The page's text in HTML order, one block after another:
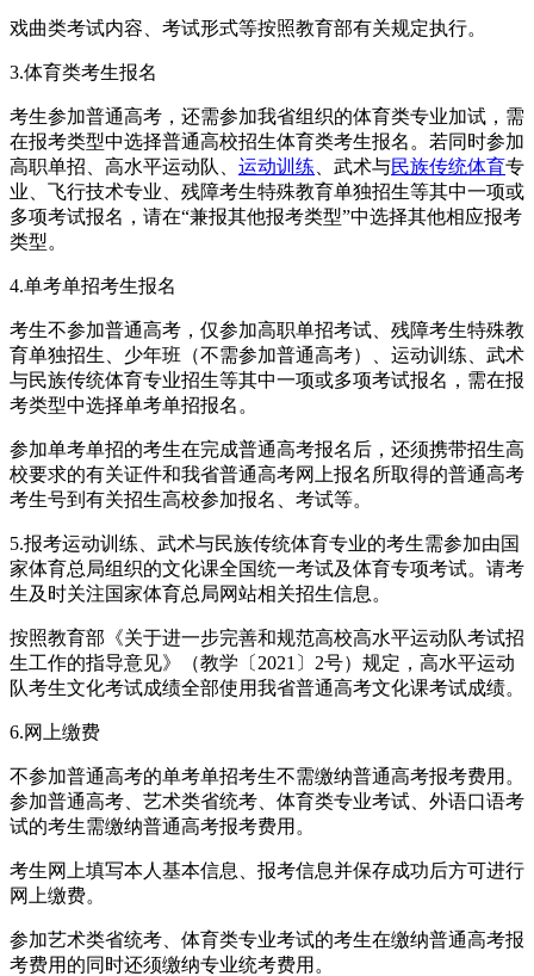
戏曲类考试内容、考试形式等按照教育部有关规定执行。
3.体育类考生报名
考生参加普通高考，还需参加我省组织的体育类专业加试，需
在报考类型中选择普通高校招生体育类考生报名。若同时参加
高职单招、高水平运动队、 运动训练 、武术与民族传统体育专
业、飞行技术专业、残障考生特殊教育单独招生等其中一项或
多项考试报名，请在“兼报其他报考类型”中选择其他相应报考
类型。
4.单考单招考生报名
考生不参加普通高考，仅参加高职单招考试、残障考生特殊教
育单独招生、少年班（不需参加普通高考）、运动训练、武术
与民族传统体育专业招生等其中一项或多项考试报名，需在报
考类型中选择单考单招报名。
参加单考单招的考生在完成普通高考报名后，还须携带招生高
校要求的有关证件和我省普通高考网上报名所取得的普通高考
考生号到有关招生高校参加报名、考试等。
5.报考运动训练、武术与民族传统体育专业的考生需参加由国
家体育总局组织的文化课全国统一考试及体育专项考试。请考
生及时关注国家体育总局网站相关招生信息。
按照教育部《关于进一步完善和规范高校高水平运动队考试招
生工作的指导意见》（教学〔2021〕2号）规定，高水平运动
队考生文化考试成绩全部使用我省普通高考文化课考试成绩。
6.网上缴费
不参加普通高考的单考单招考生不需缴纳普通高考报考费用。
参加普通高考、艺术类省统考、体育类专业考试、外语口语考
试的考生需缴纳普通高考报考费用。
考生网上填写本人基本信息、报考信息并保存成功后方可进行
网上缴费。
参加艺术类省统考、体育类专业考试的考生在缴纳普通高考报
考费用的同时还须缴纳专业统考费用。